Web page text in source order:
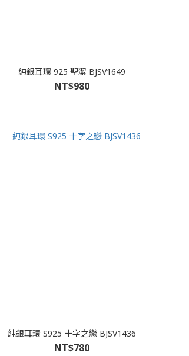
純銀耳環 925 聖潔 BJSV1649
NT$980
純銀耳環 S925 十字之戀 BJSV1436
NT$780